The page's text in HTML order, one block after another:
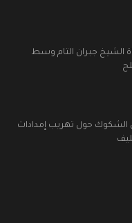
الشيخ جبران التام وسط
الشكوك حول تهريب إمدادات